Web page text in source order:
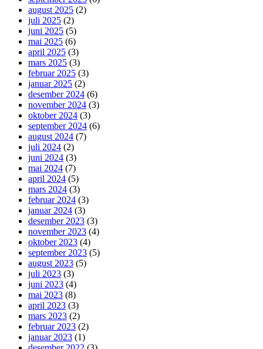
august 2025 (2)
juli 2025 (2)
juni 2025 (5)
mai 2025 (6)
april 2025 (3)
mars 2025 (3)
februar 2025 (3)
januar 2025 (2)
desember 2024 (6)
november 2024 (3)
oktober 2024 (3)
september 2024 (6)
august 2024 (7)
juli 2024 (2)
juni 2024 (3)
mai 2024 (7)
april 2024 (5)
mars 2024 (3)
februar 2024 (3)
januar 2024 (3)
desember 2023 (3)
november 2023 (4)
oktober 2023 (4)
september 2023 (5)
august 2023 (5)
juli 2023 (3)
juni 2023 (4)
mai 2023 (8)
april 2023 (3)
mars 2023 (2)
februar 2023 (2)
januar 2023 (1)